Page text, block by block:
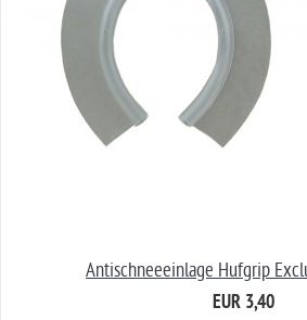
Antischneeeinlage Hufgrip
EUR 3,40